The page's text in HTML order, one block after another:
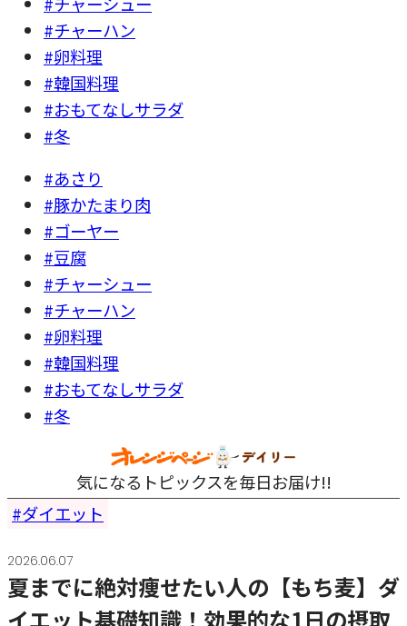
#チャーハン
#卵料理
#韓国料理
#おもてなしサラダ
#冬
#あさり
#豚かたまり肉
#ゴーヤー
#豆腐
#チャーシュー
#チャーハン
#卵料理
#韓国料理
#おもてなしサラダ
#冬
気になるトピックスを毎日お届け!!
ダイエット
2026.06.07
夏までに絶対痩せたい人の【もち麦】ダ
イエット基礎知識！効果的な1日の摂取